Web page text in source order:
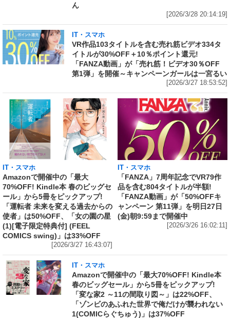
ん
[2026/3/28 20:14:19]
IT・スマホ
VR作品103タイトルを含む売れ筋ビデオ334タ
イトルが30%OFF＋10％ポイント還元!
「FANZA動画」が「売れ筋！ビデオ30％OFF
第1弾」を開催～キャンペーンガールは一宮るい
[2026/3/27 18:53:52]
IT・スマホ
Amazonで開催中の「最大
70%OFF! Kindle本 春のビッグセ
ール」から5冊をピックアップ!
「運転者 未来を変える過去からの
使者」は50%OFF、「女の園の星
(1)[電子限定特典付] (FEEL
COMICS swing)」は33%OFF
[2026/3/27 16:43:07]
IT・スマホ
「FANZA」7周年記念でVR79作
品を含む804タイトルが半額!
「FANZA動画」が「50%OFFキ
ャンペーン 第11弾」を明日27日
(金)朝9:59まで開催中
[2026/3/26 16:02:11]
IT・スマホ
Amazonで開催中の「最大70%OFF! Kindle本
春のビッグセール」から5冊をピックアップ!
「変な家2 ～11の間取り図～」は22%OFF、
「ゾンビのあふれた世界で俺だけが襲われない
1(COMICらぐちゅう)」は37%OFF